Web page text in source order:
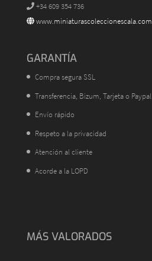
+34 609 354 736
www.miniaturascoleccionescala.com
GARANTÍA
Compra segura SSL
Transferencia, Bizum, Tarjeta o Paypal
Envío rápido
Respeto a la privacidad
Atención al cliente
Acorde a la LOPD
MÁS VALORADOS